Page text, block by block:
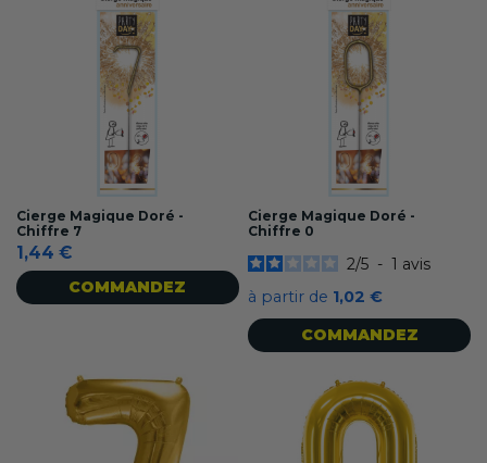
Cierge Magique Doré -
Chiffre 7
1,44 €
COMMANDEZ
Cierge Magique Doré -
Chiffre 0
2/5 - 1 avis
à partir de 1,02 €
COMMANDEZ